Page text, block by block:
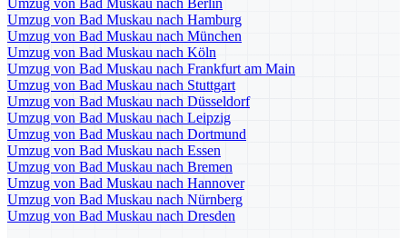
Umzug von Bad Muskau nach Berlin
Umzug von Bad Muskau nach Hamburg
Umzug von Bad Muskau nach München
Umzug von Bad Muskau nach Köln
Umzug von Bad Muskau nach Frankfurt am Main
Umzug von Bad Muskau nach Stuttgart
Umzug von Bad Muskau nach Düsseldorf
Umzug von Bad Muskau nach Leipzig
Umzug von Bad Muskau nach Dortmund
Umzug von Bad Muskau nach Essen
Umzug von Bad Muskau nach Bremen
Umzug von Bad Muskau nach Hannover
Umzug von Bad Muskau nach Nürnberg
Umzug von Bad Muskau nach Dresden